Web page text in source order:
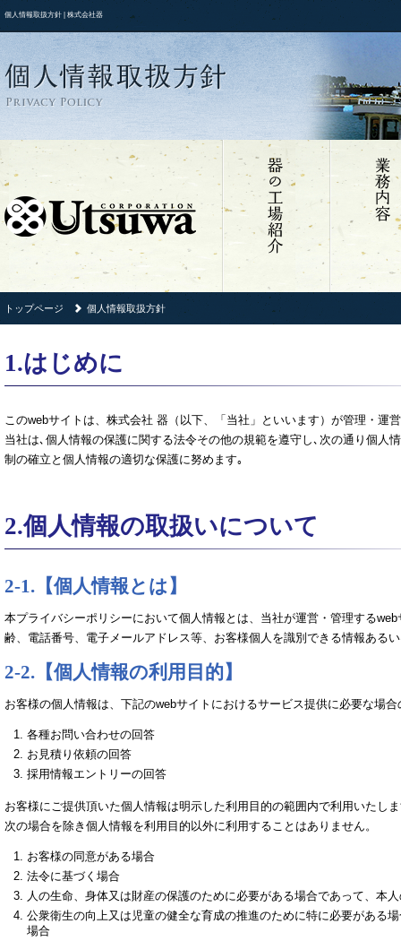
個人情報取扱方針 | 株式会社器
トップページ 個人情報取扱方針
1.はじめに
このwebサイトは、株式会社 器（以下、「当社」といいます）が管理・運
当社は､個人情報の保護に関する法令その他の規範を遵守し､次の通り個人
制の確立と個人情報の適切な保護に努めます｡
2.個人情報の取扱いについて
2-1.【個人情報とは】
本プライバシーポリシーにおいて個人情報とは、当社が運営・管理する
齢、電話番号、電子メールアドレス等、お客様個人を識別できる情報ある
2-2.【個人情報の利用目的】
お客様の個人情報は、下記のwebサイトにおけるサービス提供に必要な場
各種お問い合わせの回答
お見積り依頼の回答
採用情報エントリーの回答
お客様にご提供頂いた個人情報は明示した利用目的の範囲内で利用いたし
次の場合を除き個人情報を利用目的以外に利用することはありません。
お客様の同意がある場合
法令に基づく場合
人の生命、身体又は財産の保護のために必要がある場合であって、本
公衆衛生の向上又は児童の健全な育成の推進のために特に必要がある
場合